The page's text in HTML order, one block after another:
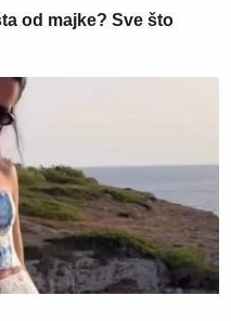
od majke? Sve što